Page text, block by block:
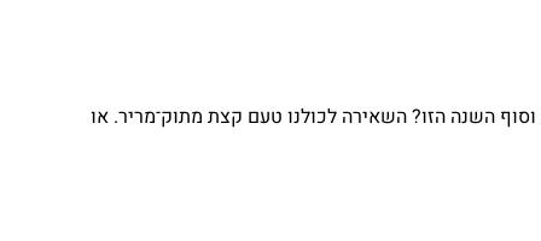
וסוף השנה הזו? השאירה לכולנו טעם קצת מתוק־מריר. או